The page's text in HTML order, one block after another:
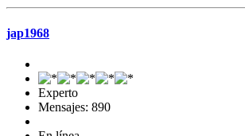
jap1968
Experto
Mensajes: 890